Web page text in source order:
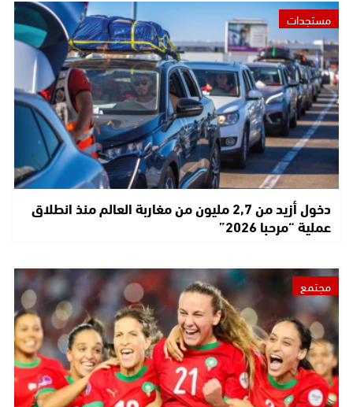
مستجدات
دخول أزيد من 2,7 مليون من مغاربة العالم منذ انطلاق
عملية “مرحبا 2026”
مجتمع